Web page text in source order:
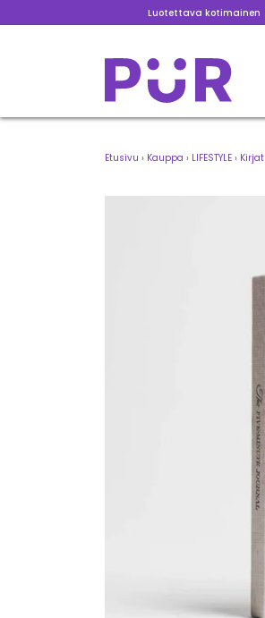
Luotettava kotimainen
Etusivu › Kauppa › LIFESTYLE › Kirjat